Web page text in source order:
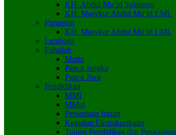
KH. Abdul Mu’id Sulaiman
KH. Masykur Abdul Mu’id LML
Pimpinan
KH. Masykur Abdul Mu’id LML
Lembaga
Falsafah
Motto
Panca Jangka
Panca Jiwa
Pendidikan
MMI
MMaI
Persamaan Ijazah
Kegiatan Ekstrakurikuler
Tujuan Pendidikan dan Pengajaran